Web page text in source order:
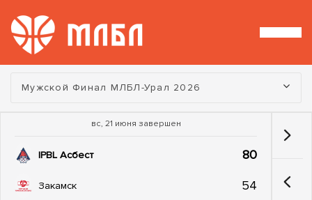
Турнир:
Мужской Финал МЛБЛ-Урал 2026
вс, 21 июня завершен
IPBL Асбест 80
Закамск 54